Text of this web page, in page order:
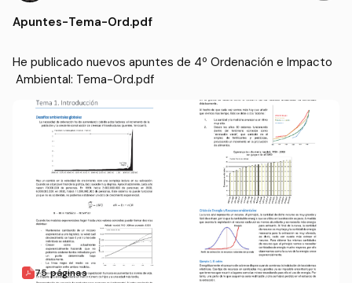
Apuntes-Tema-Ord.pdf
He publicado nuevos apuntes de 4º Ordenación e Impacto
Ambiental: Tema-Ord.pdf
75 páginas